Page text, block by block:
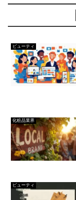
ビューティ
化粧品業界
ビューティ